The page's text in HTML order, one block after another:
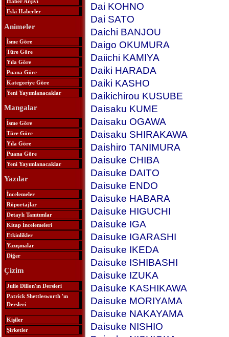
Eski Haberler
Animeler
İsme Göre
Türe Göre
Yıla Göre
Puana Göre
Kategoriye Göre
Yeni Yayımlanacaklar
Mangalar
İsme Göre
Türe Göre
Yıla Göre
Puana Göre
Yeni Yayımlanacaklar
Yazılar
İncelemeler
Röportajlar
Detaylı Tanıtımlar
Kitap İncelemeleri
Etkinlikler
Yazışmalar
Diğer
Çizim
Julie Dillon'ın Dersleri
Patrick Shettlesworth 'ın
Dersleri
Kişiler
Şirketler
Dai KOHNO
Dai SATO
Daichi BANJOU
Daigo OKUMURA
Daiichi KAMIYA
Daiki HARADA
Daiki KASHO
Daikichirou KUSUBE
Daisaku KUME
Daisaku OGAWA
Daisaku SHIRAKAWA
Daishiro TANIMURA
Daisuke CHIBA
Daisuke DAITO
Daisuke ENDO
Daisuke HABARA
Daisuke HIGUCHI
Daisuke IGA
Daisuke IGARASHI
Daisuke IKEDA
Daisuke ISHIBASHI
Daisuke IZUKA
Daisuke KASHIKAWA
Daisuke MORIYAMA
Daisuke NAKAYAMA
Daisuke NISHIO